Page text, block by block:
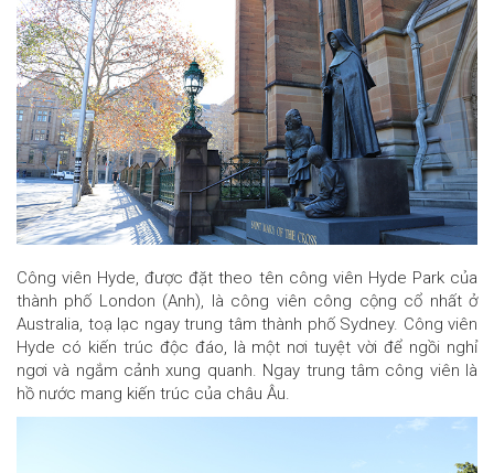
Công viên Hyde, được đặt theo tên công viên Hyde Park của
thành phố London (Anh), là công viên công cộng cổ nhất ở
Australia, toạ lạc ngay trung tâm thành phố Sydney. Công viên
Hyde có kiến trúc độc đáo, là một nơi tuyệt vời để ngồi nghỉ
ngơi và ngắm cảnh xung quanh. Ngay trung tâm công viên là
hồ nước mang kiến trúc của châu Âu.